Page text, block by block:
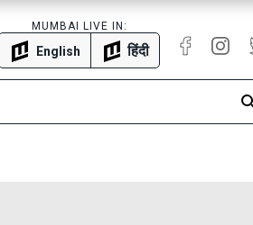
MUMBAI LIVE IN:
English हिंदी